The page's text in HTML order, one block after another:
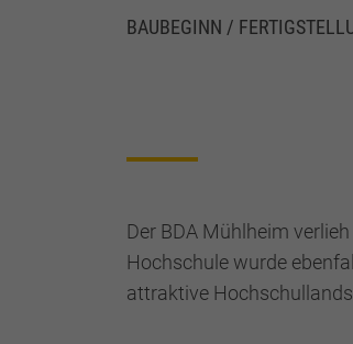
BAUBEGINN /
Der BDA Mühlheim
Hochschule wurde
attraktive